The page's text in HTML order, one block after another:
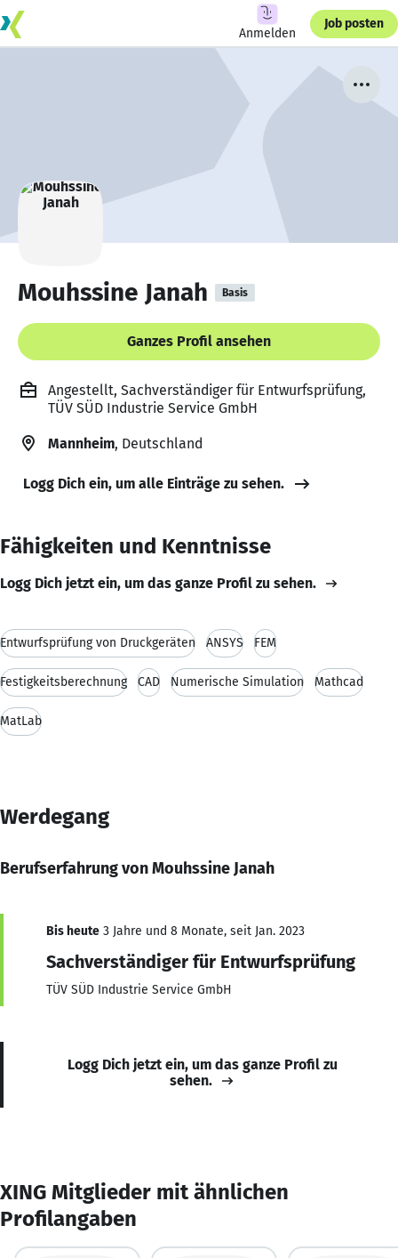
Anmelden
Job posten
Mouhssine Janah Basis
Ganzes Profil ansehen
Angestellt, Sachverständiger für Entwurfsprüfung,
TÜV SÜD Industrie Service GmbH
Mannheim, Deutschland
Logg Dich ein, um alle Einträge zu sehen.
Fähigkeiten und Kenntnisse
Logg Dich jetzt ein, um das ganze Profil zu sehen.
Entwurfsprüfung von Druckgeräten ANSYS FEM
Festigkeitsberechnung CAD Numerische Simulation Mathcad
MatLab
Werdegang
Berufserfahrung von Mouhssine Janah
Bis heute 3 Jahre und 8 Monate, seit Jan. 2023
Sachverständiger für Entwurfsprüfung
TÜV SÜD Industrie Service GmbH
Logg Dich jetzt ein, um das ganze Profil zu
sehen.
XING Mitglieder mit ähnlichen
Profilangaben